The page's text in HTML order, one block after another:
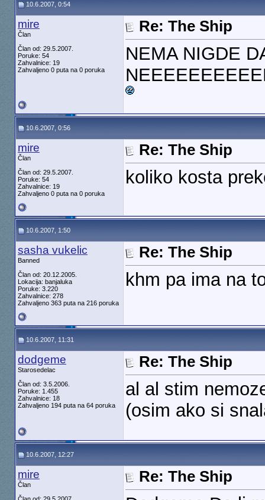
10.6.2007, 0:54
mire
Član
Član od: 29.5.2007.
Poruke: 54
Zahvalnice: 19
Zahvaljeno 0 puta na 0 poruka
Re: The Ship
NEMA NIGDE
10.6.2007, 0:56
mire
Član
Član od: 29.5.2007.
Poruke: 54
Zahvalnice: 19
Zahvaljeno 0 puta na 0 poruka
Re: The Ship
koliko kosta
10.6.2007, 1:50
sasha vukelic
Banned
Član od: 20.12.2005.
Lokacija: banjaluka
Poruke: 3.220
Zahvalnice: 278
Zahvaljeno 363 puta na 216 poruka
Re: The Ship
khm pa ima na
10.6.2007, 11:31
dodgeme
Starosedelac
Član od: 3.5.2006.
Poruke: 1.455
Zahvalnice: 18
Zahvaljeno 194 puta na 64 poruka
Re: The Ship
al al stim
(osim ako si
10.6.2007, 12:27
mire
Član
Re: The Ship